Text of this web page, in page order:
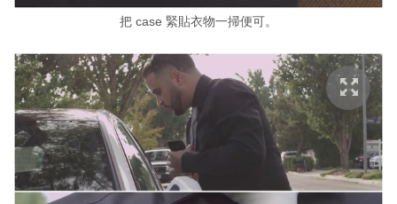
把 case 緊貼衣物一掃便可。